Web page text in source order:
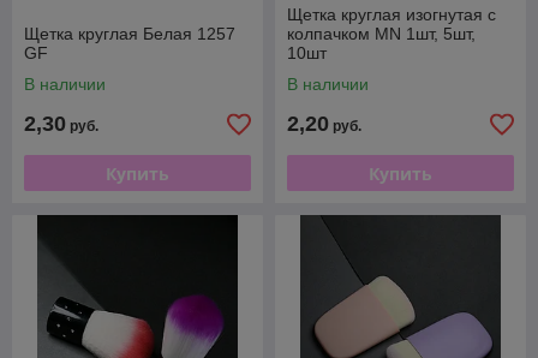
Щетка круглая Белая 1257
GF
В наличии
2,30 руб.
Купить
Щетка круглая изогнутая с
колпачком MN 1шт, 5шт,
10шт
В наличии
2,20 руб.
Купить